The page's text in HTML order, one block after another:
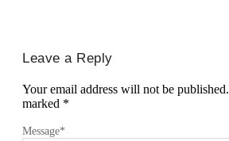
Leave a Reply
Your email address will not be published.
marked *
Message*